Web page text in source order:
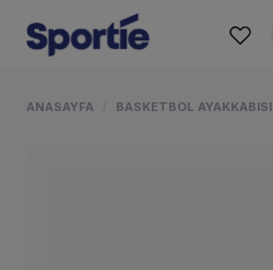
ANASAYFA BASKETBOL AYAKKABISI